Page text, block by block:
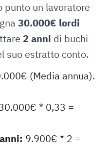
punto un lavoratore
30.000€ lordi
2 anni di buchi
suo estratto conto.
(Media annua).
* 0,33 =
9.900€ * 2 =